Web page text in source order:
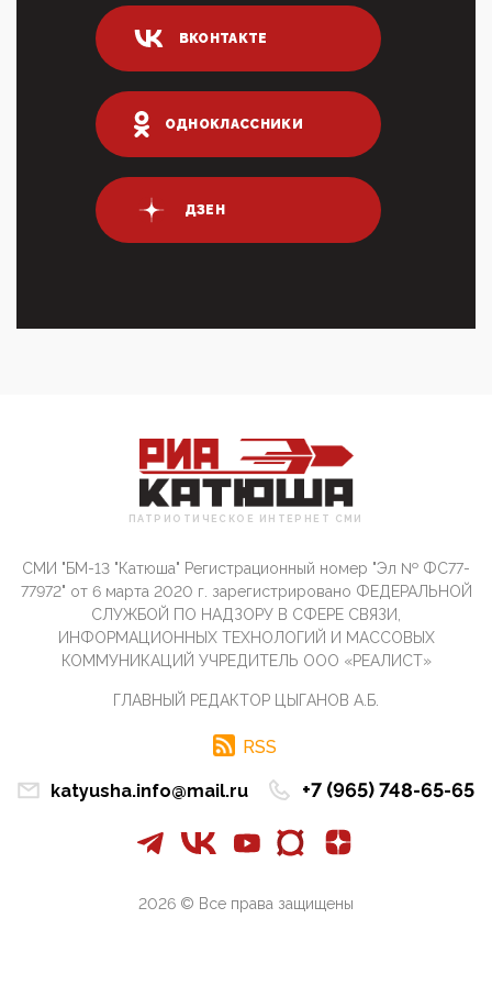
04:47, 10 Апреля 2026
ИНН для переводов по СБП это первый шаг из
логических двухЗаполнение ИНН при любых
переводах по ...
03:35, 10 Апреля 2026
Суммарное вознаграждение менеджменту в 15
крупных банках по итогам 2025 года превысило 63
03:01, 10 Апреля 2026
Террорист и убийца Буданов вальяжно сообщил,
что союзники просили Киев не наносить удары по
входМошенники активно пользуются аккаунтами на
Госуслугах уме...
12:01, 10 Апреля 2026
Сионистское правительство благосклонно
09:40, 10 Апреля 2026
Честно говоря, ситуация с продвижением через
российские крупнейшие СМИ персоны Эррола
Маска (отца Ил...
Те, кто стоят за массовым завозом в Россию
Благодаря знакомым, стали известны подробности
захватил "малое небо" на украинском ТВД.
ВКОНТАКТЕ
ОДНОКЛАССНИКИ
ДЗЕН
ПАТРИОТИЧЕСКОЕ ИНТЕРНЕТ СМИ
СМИ "БМ-13 "Катюша" Регистрационный номер "Эл № ФС77-
77972" от 6 марта 2020 г. зарегистрировано ФЕДЕРАЛЬНОЙ
СЛУЖБОЙ ПО НАДЗОРУ В СФЕРЕ СВЯЗИ,
ИНФОРМАЦИОННЫХ ТЕХНОЛОГИЙ И МАССОВЫХ
КОММУНИКАЦИЙ УЧРЕДИТЕЛЬ ООО «РЕАЛИСТ»
ГЛАВНЫЙ РЕДАКТОР ЦЫГАНОВ А.Б.
RSS
katyusha.info@mail.ru +7 (965) 748-65-65
2026 © Все права защищены